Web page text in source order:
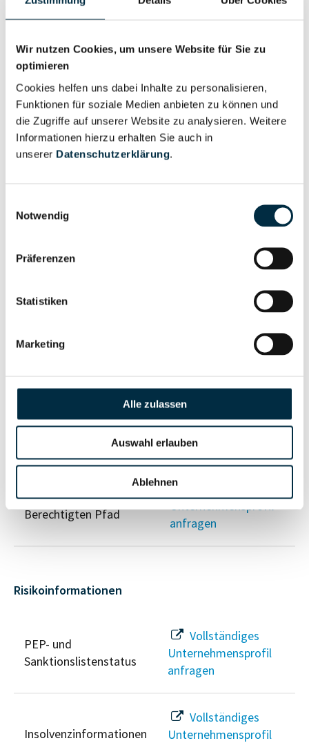
Wir nutzen Cookies, um unsere Website für Sie zu
optimieren
Cookies helfen uns dabei Inhalte zu personalisieren,
Funktionen für soziale Medien anbieten zu können und
die Zugriffe auf unserer Website zu analysieren. Weitere
Informationen hierzu erhalten Sie auch in
unserer Datenschutzerklärung.
Notwendig
Präferenzen
Statistiken
Marketing
Alle zulassen
Auswahl erlauben
Ablehnen
Geschäftsführer (1)
Für registrierte
Prokurist (1)
Für registrierte
Nutzer
Gesellschafterstruktur
Unternehmensprofil
Unternehmensnetzwerk
Unternehmensprofil
anfragen
Wirtschaftlich
Berechtigten Pfad
Unternehmensprofil
anfragen
Risikoinformationen
PEP- und
Sanktionslistenstatus
Vollständiges
Unternehmensprofil
anfragen
Insolvenzinformationen
Vollständiges
Unternehmensprofil